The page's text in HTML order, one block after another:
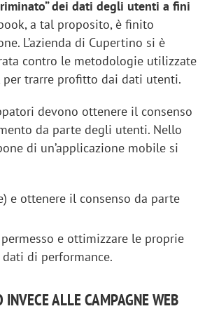
dei dati degli utenti a fini
a tal proposito, è finito
L’azienda di Cupertino si è
contro le metodologie utilizzate
per trarre profitto dai dati utenti.
devono ottenere il consenso
da parte degli utenti. Nello
di un’applicazione mobile si
e ottenere il consenso da parte
e ottimizzare le proprie
dati di performance.
INVECE ALLE CAMPAGNE WEB